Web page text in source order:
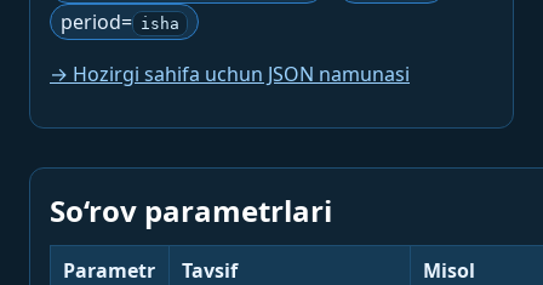
period= isha
→ Hozirgi sahifa uchun JSON namunasi
So‘rov parametrlari
Parametr Tavsif Misol